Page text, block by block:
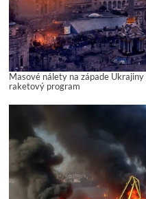
Masové nálety na západe
raketový program